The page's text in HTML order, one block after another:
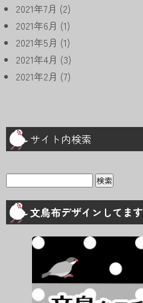
2021年7月 (2)
2021年6月 (1)
2021年5月 (1)
2021年4月 (3)
2021年2月 (7)
サイト内検索
検
文鳥布デザインしてます